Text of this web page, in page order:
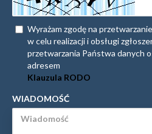
Wyrażam zgodę na
w celu realizacji i obsługi
przetwarzania Państwa danych
adresem
Klauzula RODO
WIADOMOŚĆ